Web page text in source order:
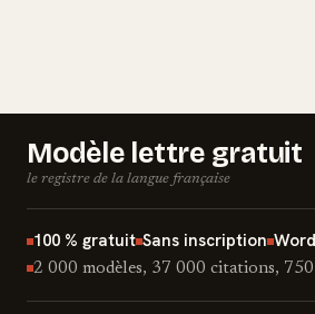
Modèle lettre gratuit
le registre de la langue française
100 % gratuit Sans inscription
2 000 modèles, 37 000 citations, 750